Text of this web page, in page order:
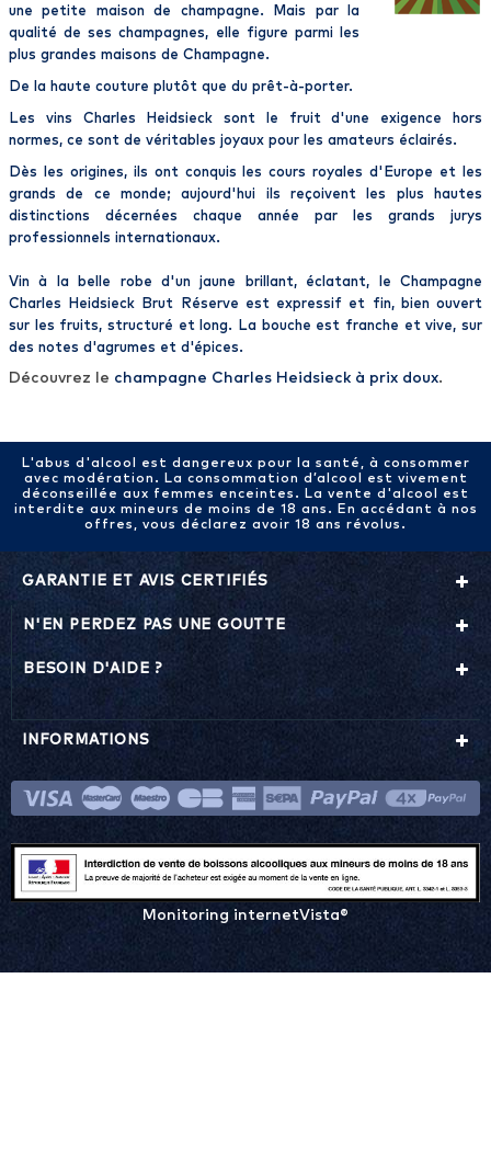
une petite maison de champagne. Mais par la
qualité de seschampagnes, elle figure parmi
les
plus grandes maisons de Champagne.
De la haute couture plutôt que du prêt-à-porter.
Les vins Charles Heidsieck sont le fruit d'une exigence hors
normes, ce sont de véritables joyaux pour les amateurs éclairés.
Dès les origines, ils ont conquis les cours royales d'Europe et les
grands de ce monde; aujourd'hui ils reçoivent les plus hautes
distinctions décernées chaque année par les grands jurys
professionnels internationaux.
Vin à la belle robe d'un jaune brillant, éclatant, le Champagne
Charles Heidsieck Brut Réserve est expressif et fin, bien ouvert
sur les fruits, structuré et long. La bouche est franche et vive, sur
des notes d'agrumes et d'épices.
Découvrez le champagne Charles Heidsieck à prix doux.
L'abus d'alcool est dangereux pour la santé, à consommer
avec modération. La consommation d’alcool est vivement
déconseillée aux femmes enceintes. La vente d'alcool est
interdite aux mineurs de moins de 18 ans. En accédant à nos
offres, vous déclarez avoir 18 ans révolus.
GARANTIE ET AVIS CERTIFIÉS
N'EN PERDEZ PAS UNE GOUTTE
BESOIN D'AIDE ?
INFORMATIONS
Monitoring internetVista®